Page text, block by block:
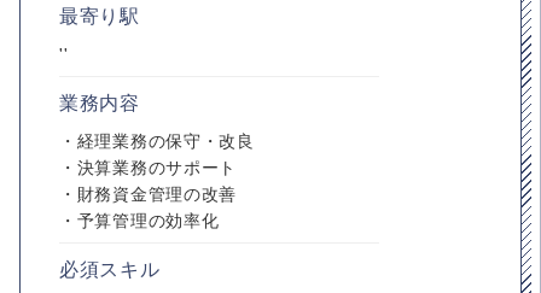
最寄り駅
''
業務内容
・経理業務の保守・改良
・決算業務のサポート
・財務資金管理の改善
・予算管理の効率化
必須スキル